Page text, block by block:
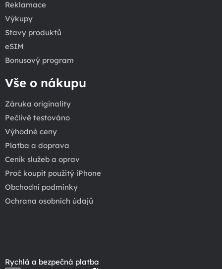
Reklamace
Výkupy
Stavy produktů
eSIM
Bonusový program
Vše o nákupu
Záruka originality
Pečlivě testováno
Výhodné ceny
Platba a doprava
Ceník služeb a oprav
Proč koupit použitý iPhone
Obchodní podmínky
Ochrana osobních údajů
Rychlá a bezpečná platba